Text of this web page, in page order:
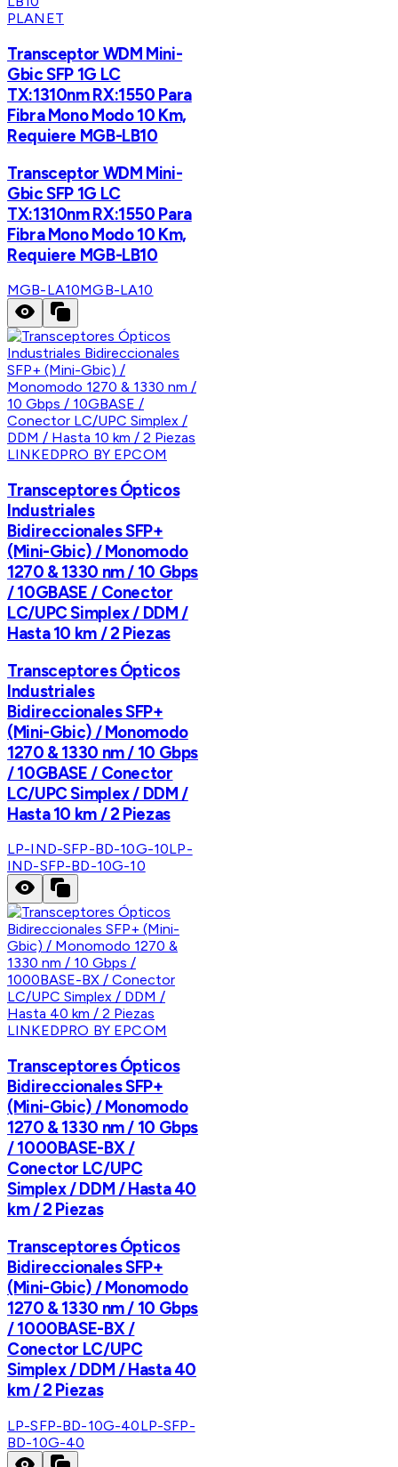
PLANET
Transceptor WDM Mini-
Gbic SFP 1G LC
TX:1310nm RX:1550 Para
Fibra Mono Modo 10 Km,
Requiere MGB-LB10
Transceptor WDM Mini-
Gbic SFP 1G LC
TX:1310nm RX:1550 Para
Fibra Mono Modo 10 Km,
Requiere MGB-LB10
MGB-LA10MGB-LA10
LINKEDPRO BY EPCOM
Transceptores Ópticos
Industriales
Bidireccionales SFP+
(Mini-Gbic) / Monomodo
1270 & 1330 nm / 10 Gbps
/ 10GBASE / Conector
LC/UPC Simplex / DDM /
Hasta 10 km / 2 Piezas
Transceptores Ópticos
Industriales
Bidireccionales SFP+
(Mini-Gbic) / Monomodo
1270 & 1330 nm / 10 Gbps
/ 10GBASE / Conector
LC/UPC Simplex / DDM /
Hasta 10 km / 2 Piezas
LP-IND-SFP-BD-10G-10LP-
IND-SFP-BD-10G-10
LINKEDPRO BY EPCOM
Transceptores Ópticos
Bidireccionales SFP+
(Mini-Gbic) / Monomodo
1270 & 1330 nm / 10 Gbps
/ 1000BASE-BX /
Conector LC/UPC
Simplex / DDM / Hasta 40
km / 2 Piezas
Transceptores Ópticos
Bidireccionales SFP+
(Mini-Gbic) / Monomodo
1270 & 1330 nm / 10 Gbps
/ 1000BASE-BX /
Conector LC/UPC
Simplex / DDM / Hasta 40
km / 2 Piezas
LP-SFP-BD-10G-40LP-SFP-
BD-10G-40